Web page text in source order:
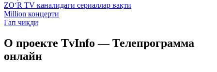
ZO‘R TV каналидаги сериаллар вақти
Million концерти
Гап чиқди
О проекте TvInfo — Телепрограмма
онлайн